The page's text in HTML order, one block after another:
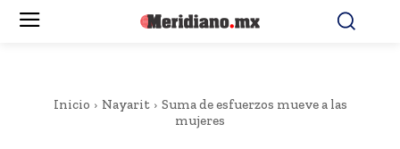
Inicio Nayarit
Suma de esfuerzos mueve a las
mujeres